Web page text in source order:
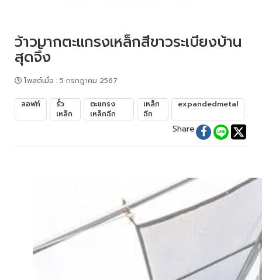
ว้าวมากตะแกรงเหล็กสีขาวระเบียงบ้าน
สุดจึ้ง
โพสต์เมื่อ : 5 กรกฎาคม 2567
ลอฟท์
รั้ว
เหล็ก
ตะแกรง
เหล็กฉีก
เหล็ก
ฉีก
expandedmetal
Share